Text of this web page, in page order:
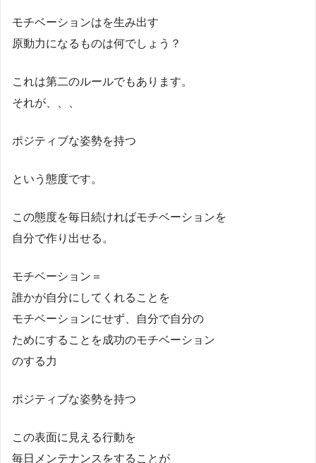
モチベーションはを生み出す
原動力になるものは何でしょう？
これは第二のルールでもあります。
それが、、、
ポジティブな姿勢を持つ
という態度です。
この態度を毎日続ければモチベーションを
自分で作り出せる。
モチベーション＝
誰かが自分にしてくれることを
モチベーションにせず、自分で自分の
ためにすることを成功のモチベーション
のする力
ポジティブな姿勢を持つ
この表面に見える行動を
毎日メンテナンスをすることが